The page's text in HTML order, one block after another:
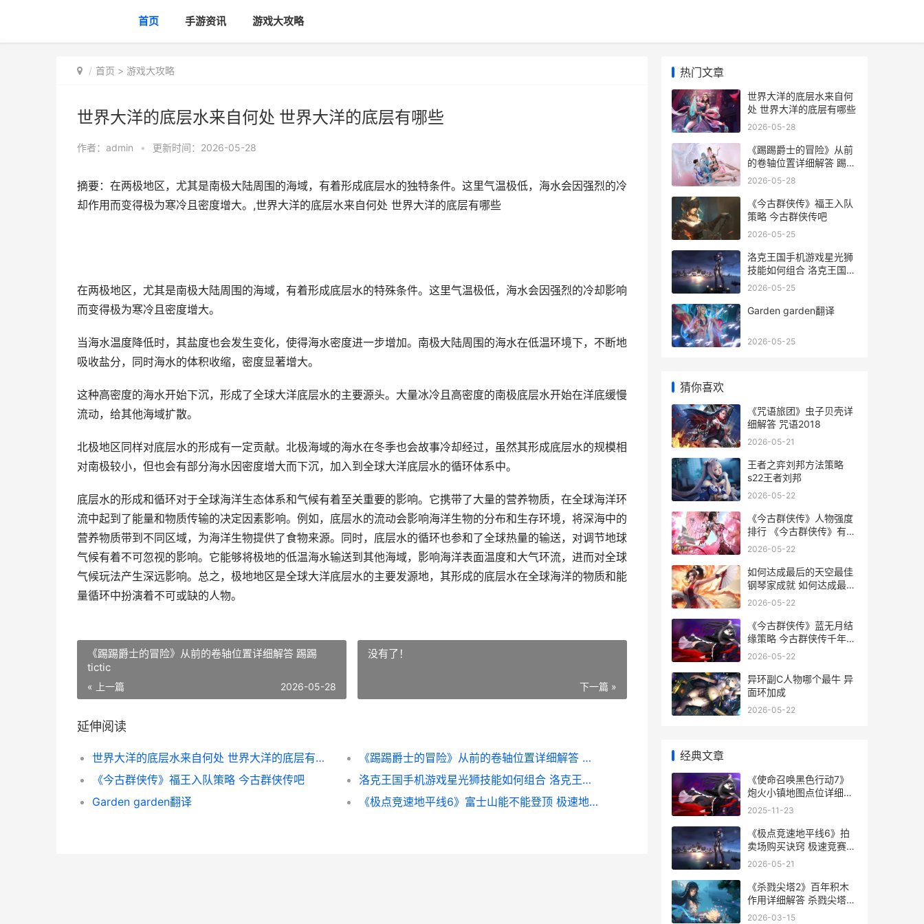
首页 手游资讯 游戏大攻略
首页 > 游戏大攻略
世界大洋的底层水来自何处 世界大洋的底层有哪些
作者： admin • 更新时间：2026-05-28
摘要：在两极地区，尤其是南极大陆周围的海域，有着形成底层水的独特条件。这里气温极低，海水会因强烈的冷
却作用而变得极为寒冷且密度增大。,世界大洋的底层水来自何处 世界大洋的底层有哪些
在两极地区，尤其是南极大陆周围的海域，有着形成底层水的特殊条件。这里气温极低，海水会因强烈的冷却影响
而变得极为寒冷且密度增大。
当海水温度降低时，其盐度也会发生变化，使得海水密度进一步增加。南极大陆周围的海水在低温环境下，不断地
吸收盐分，同时海水的体积收缩，密度显著增大。
这种高密度的海水开始下沉，形成了全球大洋底层水的主要源头。大量冰冷且高密度的南极底层水开始在洋底缓慢
流动，给其他海域扩散。
北极地区同样对底层水的形成有一定贡献。北极海域的海水在冬季也会故事冷却经过，虽然其形成底层水的规模相
对南极较小，但也会有部分海水因密度增大而下沉，加入到全球大洋底层水的循环体系中。
底层水的形成和循环对于全球海洋生态体系和气候有着至关重要的影响。它携带了大量的营养物质，在全球海洋环
流中起到了能量和物质传输的决定因素影响。例如，底层水的流动会影响海洋生物的分布和生存环境，将深海中的
营养物质带到不同区域，为海洋生物提供了食物来源。同时，底层水的循环也参和了全球热量的输送，对调节地球
气候有着不可忽视的影响。它能够将极地的低温海水输送到其他海域，影响海洋表面温度和大气环流，进而对全球
气候玩法产生深远影响。总之，极地地区是全球大洋底层水的主要发源地，其形成的底层水在全球海洋的物质和能
量循环中扮演着不可或缺的人物。
《踢踢爵士的冒险》从前的卷轴位置详细解答 踢踢
tictic
« 上一篇 2026-05-28
没有了！
下一篇 »
延伸阅读
世界大洋的底层水来自何处 世界大洋的底层有哪些
《踢踢爵士的冒险》从前的卷轴位置详细解答 踢踢tictic
《今古群侠传》福王入队策略 今古群侠传吧
洛克王国手机游戏星光狮技能如何组合 洛克王国手游下载安装
Garden garden翻译
《极点竞速地平线6》富士山能不能登顶 极速地平线是什么游戏
热门文章
世界大洋的底层水来自何
处 世界大洋的底层有哪些
2026-05-28
《踢踢爵士的冒险》从前
的卷轴位置详细解答 踢踢
tictic
2026-05-28
《今古群侠传》福王入队
策略 今古群侠传吧
2026-05-25
洛克王国手机游戏星光狮
技能如何组合 洛克王国手
游下载安装
2026-05-25
Garden garden翻译
2026-05-25
猜你喜欢
《咒语旅团》虫子贝壳详
细解答 咒语2018
2026-05-21
王者之弈刘邦方法策略
s22王者刘邦
2026-05-22
《今古群侠传》人物强度
排行 《今古群侠传》有哪
些隐藏任务?
2026-05-22
如何达成最后的天空最佳
钢琴家成就 如何达成最后
的爱
2026-05-22
《今古群侠传》蓝无月结
缘策略 今古群侠传千年猪
参草
2026-05-22
异环副C人物哪个最牛 异
面环加成
2026-05-22
经典文章
《使命召唤黑色行动7》
炮火小镇地图点位详细解
答 使命召唤黑色行动7什
2025-11-23
《极点竞速地平线6》拍
卖场购买诀窍 极速竞赛
地平线
2026-05-21
《杀戮尖塔2》百年积木
作用详细解答 杀戮尖塔2
下载
2026-03-15